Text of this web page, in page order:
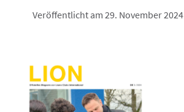
Veröffentlicht am 29. November 2024